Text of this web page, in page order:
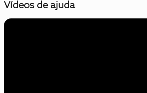
Vídeos de ajuda